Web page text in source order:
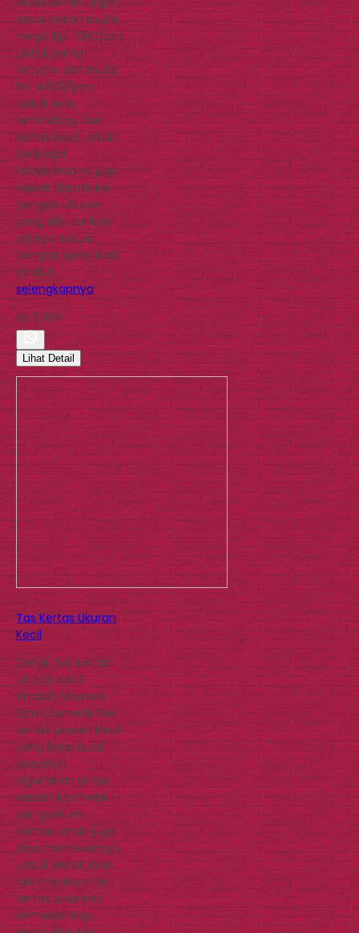
Anda pesan mulai
harga Rp. 1.000/pcs
untuk bahan
recycle dan mulai
Rp. 4.000/pcs
untuk jenis
laminating. Tas
kertas kecil untuk
berbagai
kebutuhan ini juga
dapat diproduksi
dengan ukuran
yang dibutuhkan,
artinya sesuai
dengan spesifikasi
produk…
selengkapnya
Rp 5.850
Lihat Detail
Tas Kertas Ukuran
Kecil
Cetak Tas Kertas
Ukuran Kecil
Wadah Souvenir
Dan Kosmetik Tas
kertas ukuran kecil
yang kami buat
biasanya
digunakan untuk
wadah kosmetik
dan parfum.
Namun anda juga
bisa memesannya
untuk kebutuhan
lain misalnya tas
kertas souvenir,
kemasan kopi,